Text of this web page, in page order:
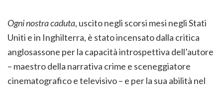
Ogni nostra caduta, uscito negli scorsi mesi negli Stati
Uniti e in Inghilterra, è stato incensato dalla critica
anglosassone per la capacità introspettiva dell’autore
– maestro della narrativa crime e sceneggiatore
cinematografico e televisivo – e per la sua abilità nel